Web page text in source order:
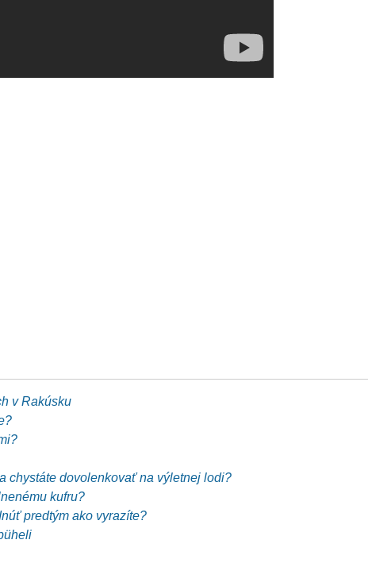
v Rakúsku
chystáte dovolenkovať na výletnej lodi?
kufru?
predtým ako vyrazíte?